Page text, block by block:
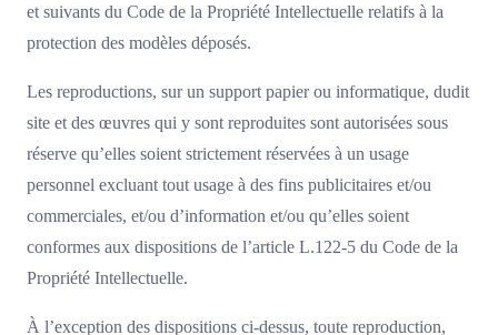
et suivants du Code de la Propriété Intellectuelle relatifs à la
protection des modèles déposés.
Les reproductions, sur un support papier ou informatique, dudit
site et des œuvres qui y sont reproduites sont autorisées sous
réserve qu’elles soient strictement réservées à un usage
personnel excluant tout usage à des fins publicitaires et/ou
commerciales, et/ou d’information et/ou qu’elles soient
conformes aux dispositions de l’article L.122-5 du Code de la
Propriété Intellectuelle.
À l’exception des dispositions ci-dessus, toute reproduction,